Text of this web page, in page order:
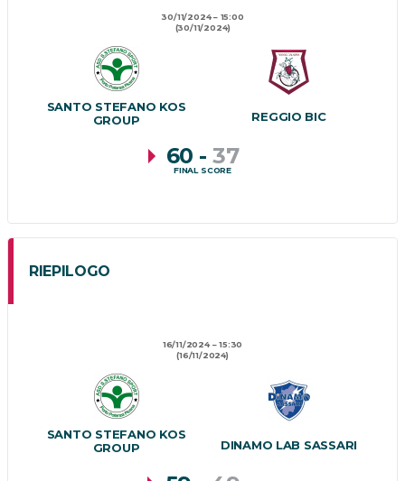
30/11/2024
15:00
(30/11/2024)
SANTO STEFANO KOS
GROUP
REGGIO BIC
60 - 37
FINAL SCORE
RIEPILOGO
16/11/2024
15:30
(16/11/2024)
SANTO STEFANO KOS
GROUP
DINAMO LAB SASSARI